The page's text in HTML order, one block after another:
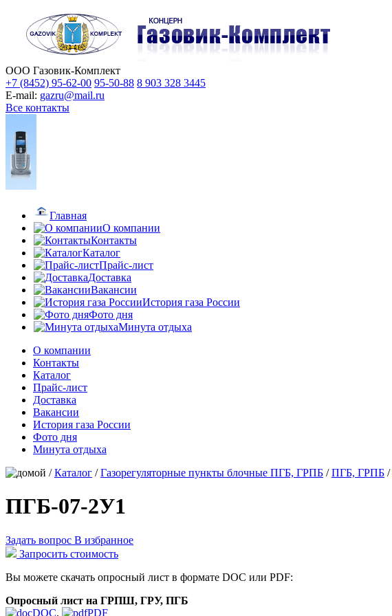
ООО Газовик-Комплект
+7 (8452) 95-62-00 95-50-88 8 903 328 3445
E-mail: gazru@mail.ru
Все контакты
Главная
О компании
Контакты
Каталог
Прайс-лист
Доставка
Вакансии
История газа России
Фото дня
Минута отдыха
О компании
Контакты
Каталог
Прайс-лист
Доставка
Вакансии
История газа России
Фото дня
Минута отдыха
/Каталог /Газорегуляторные пункты блочные ПГБ, ГРПБ /ПГБ, ГРПБ /
ПГБ-07-2У1
Задать вопрос В избранное
Запросить стоимость
Вы можете скачать опросный лист в формате DOC или PDF:
Опросный лист на ГРПШ, ГРУ, ПГБ
DOC, PDF